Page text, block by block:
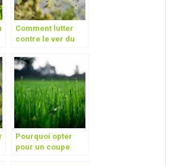
Comment lutter
contre le ver du
Pourquoi opter
pour un coupe